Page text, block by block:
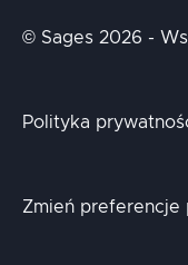
© Sages 2026 -
Polityka
Zmień preferencje